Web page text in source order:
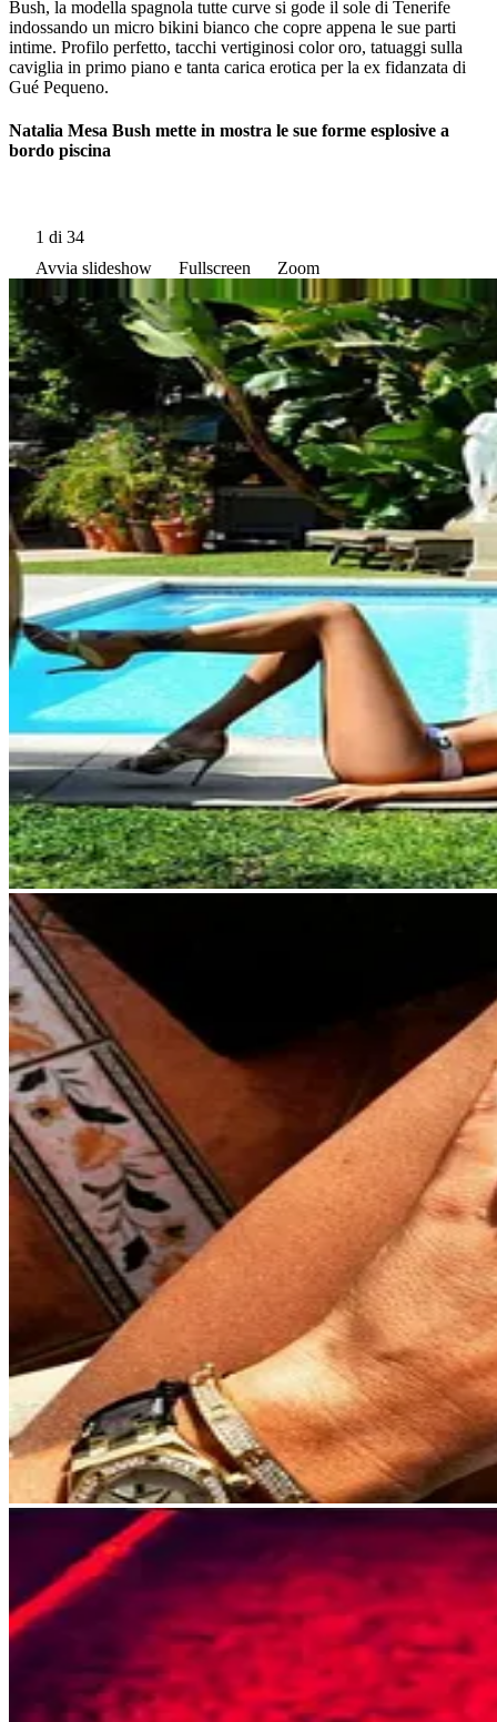
Bush, la modella spagnola tutte curve si gode il sole di Tenerife
indossando un micro bikini bianco che copre appena le sue parti
intime. Profilo perfetto, tacchi vertiginosi color oro, tatuaggi sulla
caviglia in primo piano e tanta carica erotica per la ex fidanzata di
Gué Pequeno.
Natalia Mesa Bush mette in mostra le sue forme esplosive a
bordo piscina
1 di 34
Avvia slideshow
Fullscreen Zoom